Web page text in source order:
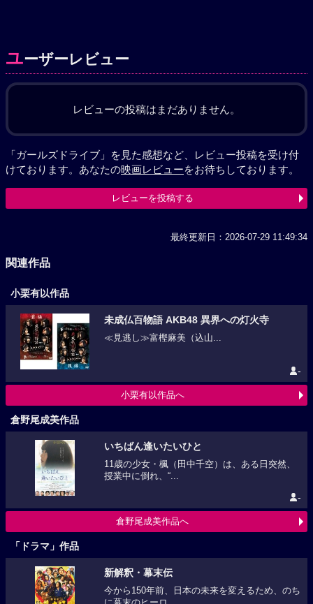
ユーザーレビュー
レビューの投稿はまだありません。
「ガールズドライブ」を見た感想など、レビュー投稿を受け付
けております。あなたの映画レビューをお待ちしております。
レビューを投稿する
最終更新日：2026-07-29 11:49:34
関連作品
小栗有以作品
未成仏百物語 AKB48 異界への灯火寺
≪見逃し≫富樫麻美（込山...
-
小栗有以作品へ
倉野尾成美作品
いちばん逢いたいひと
11歳の少女・楓（田中千空）は、ある日突然、
授業中に倒れ、“...
-
倉野尾成美作品へ
「ドラマ」作品
新解釈・幕末伝
今から150年前、日本の未来を変えるため、のち